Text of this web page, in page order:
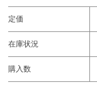
定価
在庫状況
購入数